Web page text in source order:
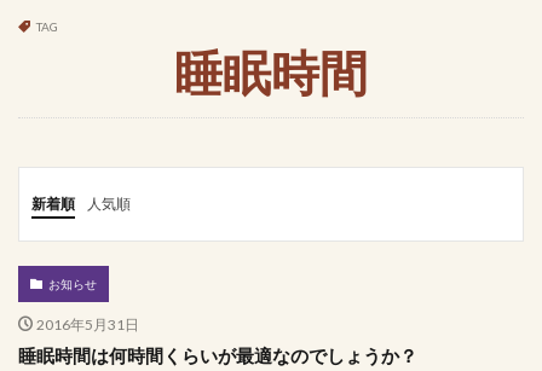
TAG
睡眠時間
新着順 人気順
お知らせ
2016年5月31日
睡眠時間は何時間くらいが最適なのでしょうか？